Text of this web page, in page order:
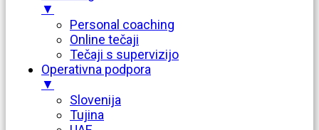
▼
Personal coaching
Online tečaji
Tečaji s supervizijo
Operativna podpora
▼
Slovenija
Tujina